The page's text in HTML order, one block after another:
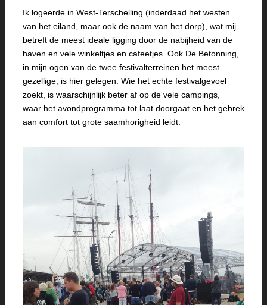
Ik logeerde in West-Terschelling (inderdaad het westen
van het eiland, maar ook de naam van het dorp), wat mij
betreft de meest ideale ligging door de nabijheid van de
haven en vele winkeltjes en cafeetjes. Ook De Betonning,
in mijn ogen van de twee festivalterreinen het meest
gezellige, is hier gelegen. Wie het echte festivalgevoel
zoekt, is waarschijnlijk beter af op de vele campings,
waar het avondprogramma tot laat doorgaat en het gebrek
aan comfort tot grote saamhorigheid leidt.